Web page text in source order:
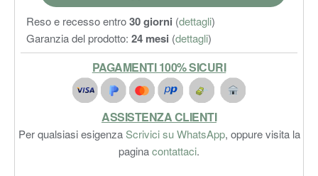
Reso e recesso entro30 giorni (dettagli)
Garanzia del prodotto: 24 mesi (dettagli)
PAGAMENTI 100% SICURI
ASSISTENZA CLIENTI
Per qualsiasi esigenzaScrivici su WhatsApp, oppure visita la
paginacontattaci.